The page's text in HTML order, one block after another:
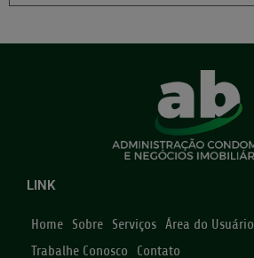
LINK
Home Sobre Serviços Área do Usuário
Trabalhe Conosco
Contato